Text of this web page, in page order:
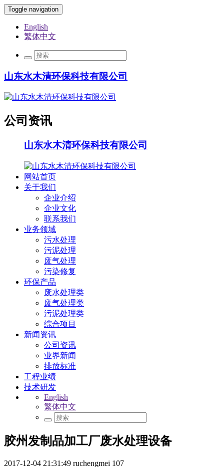
Toggle navigation
English
繁体中文
山东水木清环保科技有限公司
公司资讯
山东水木清环保科技有限公司
网站首页
关于我们
企业介绍
企业文化
联系我们
业务领域
污水处理
污泥处理
废气处理
污染修复
环保产品
废水处理类
废气处理类
污泥处理类
综合项目
新闻资讯
公司资讯
业界新闻
排放标准
工程业绩
技术研发
English
繁体中文
胶州发制品加工厂废水处理设备
2017-12-04 21:31:49 ruchengmei 107